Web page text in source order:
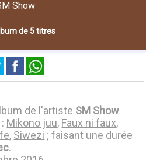
Show
de 5 titres
de l'artiste SM Show
Mikono juu, Faux ni faux,
, Siwezi ; faisant une durée
.